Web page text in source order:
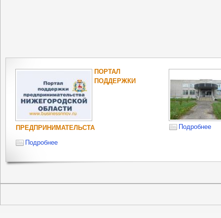
ПОРТАЛ
ПОДДЕРЖКИ
ПРЕДПРИНИМАТЕЛЬСТА
Подробнее
Подробнее